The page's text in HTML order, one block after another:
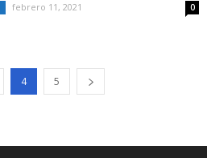
febrero 11, 2021 0
4 5